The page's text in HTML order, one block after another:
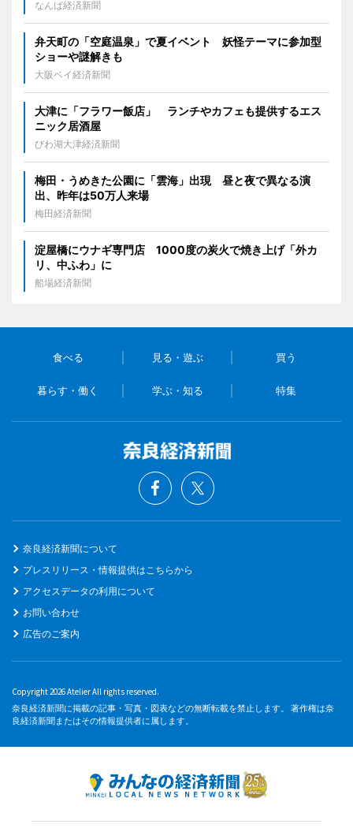
なんば経済新聞
弁天町の「空庭温泉」で夏イベント 妖怪テーマに参加型
ショーや謎解きも
大阪ベイ経済新聞
大津に「フラワー飯店」 ランチやカフェも提供するエス
ニック居酒屋
びわ湖大津経済新聞
梅田・うめきた公園に「雲海」出現 昼と夜で異なる演
出、昨年は50万人来場
梅田経済新聞
淀屋橋にウナギ専門店 1000度の炭火で焼き上げ「外カ
リ、中ふわ」に
船場経済新聞
食べる 見る・遊ぶ 買う
暮らす・働く 学ぶ・知る 特集
奈良経済新聞について
プレスリリース・情報提供はこちらから
アクセスデータの利用について
お問い合わせ
広告のご案内
Copyright 2026 Atelier All rights reserved.
奈良経済新聞に掲載の記事・写真・図表などの無断転載を禁止します。 著作権は奈
良経済新聞またはその情報提供者に属します。